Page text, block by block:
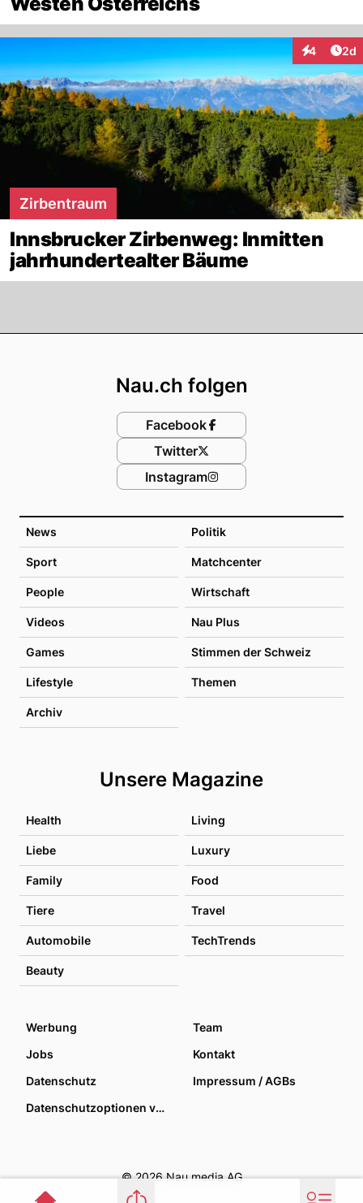
4 2d
Zirbentraum
Innsbrucker Zirbenweg: Inmitten
jahrhundertealter Bäume
News Politik
Sport Matchcenter
People Wirtschaft
Videos Nau Plus
Games Stimmen der Schweiz
Lifestyle Themen
Archiv
Unsere Magazine
Health Living
Liebe Luxury
Family Food
Tiere Travel
Automobile TechTrends
Beauty
Nau.ch folgen
Facebook
Twitter
Instagram
Werbung
Team
Jobs
Kontakt
Datenschutz
Impressum / AGBs
Datenschutzoptionen verwalten
© 2026 Nau media AG